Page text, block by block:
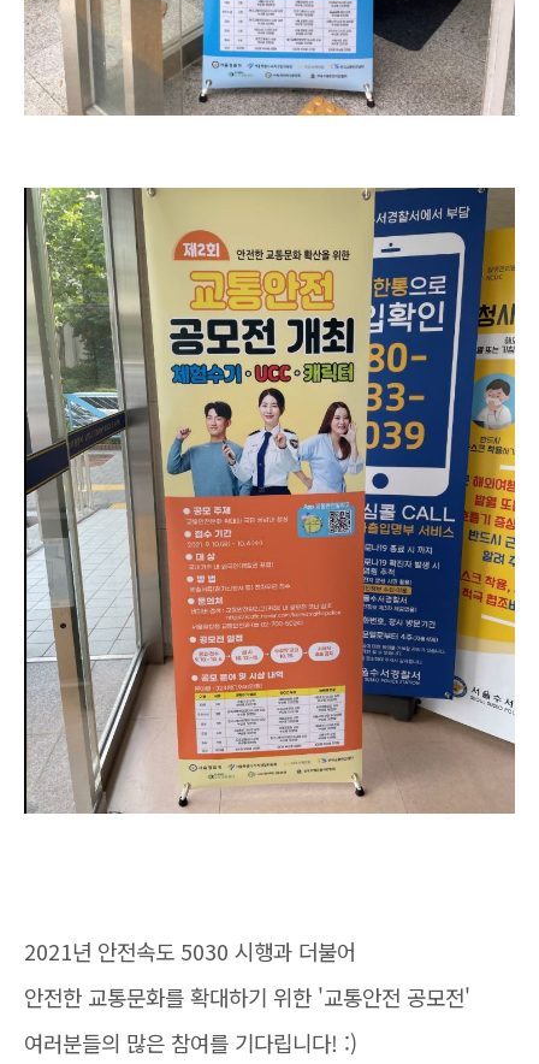
2021년 안전속도 5030 시행과 더불어
안전한 교통문화를 확대하기 위한 '교통안전 공모전'
여러분들의 많은 참여를 기다립니다! :)